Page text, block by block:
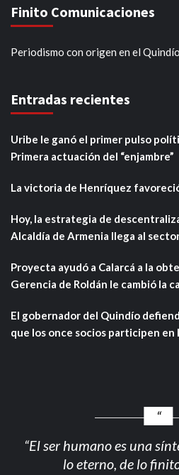
Finito Comunicaciones
Periodismo con origen en el
Entradas recientes
Uribe le ganó el primer pulso
Primera actuación del “enjambre”
La victoria de Henríquez
Hoy, la estrategia de
Alcaldía de Armenia llega al
Proyecta ayudó a Calarcá a la
Gerencia de Roldán le cambió la
El gobernador del Quindío
que los once socios participen en
“El ser humano es una
lo eterno, de lo